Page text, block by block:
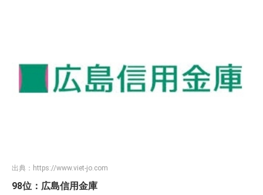
出典： https://www.viet-jo.com
98位：広島信用金庫